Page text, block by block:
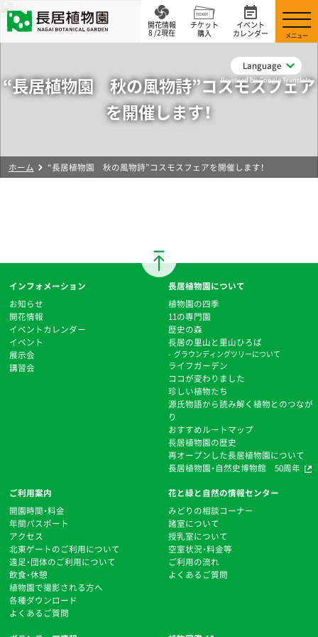
Language
Powered by Google Translate
開花情報
8 /2現在
チケット
購入
イベント
カレンダー
メニュー
“長居植物園 秋の風物詩”コスモスフェア
を開催します！
ホーム “長居植物園 秋の風物詩”コスモスフェアを開催します！
インフォメーション
お知らせ
開花情報
イベントカレンダー
イベント
展示会
講習会
長居植物園について
植物園の四季
11の専門園
歴史の森
⻑居の里山と里山ひろば
グラウンディングツリーについて
ライフガーデン
ココが変わりました
珍しい植物たち
源氏物語から読み解く植物とのつなが
り
おすすめルートマップ
⻑居植物園の歴史
再オープンした長居植物園について
長居植物園・自然史博物館 50周年
ご利用案内
開園時間・料金
年間パスポート
アクセス
北東ゲートのご利用について
遠足・団体のご利用について
飲食・休憩
植物園で撮影される方へ
各種ダウンロード
よくあるご質問
花と緑と自然の情報センター
みどりの相談コーナー
諸室について
授乳室について
空室状況・料金等
ご利用の流れ
よくあるご質問